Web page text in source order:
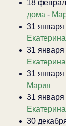
18
дома -
31 января
Екатерина
31 января
Екатерина
31 января
Мария
31 января
Екатерина
30